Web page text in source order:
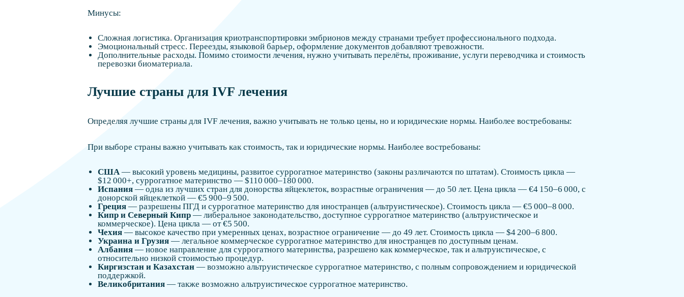
Минусы:
Сложная логистика. Организация криотранспортировки эмбрионов между странами требует профессионального подхода.
Эмоциональный стресс. Переезды, языковой барьер, оформление документов добавляют тревожности.
Дополнительные расходы. Помимо стоимости лечения, нужно учитывать перелёты, проживание, услуги переводчика и стоимость
перевозки биоматериала.
Лучшие страны для IVF лечения
Определяя лучшие страны для IVF лечения, важно учитывать не только цены, но и юридические нормы. Наиболее востребованы:
При выборе страны важно учитывать как стоимость, так и юридические нормы. Наиболее востребованы:
США— высокий уровень медицины, развитое суррогатное материнство (законы различаются по штатам). Стоимость цикла —
$12 000+, суррогатное материнство — $110 000–180 000.
Испания — одна из лучших стран для донорства яйцеклеток, возрастные ограничения — до 50 лет. Цена цикла — €4 150–6 000, с
донорской яйцеклеткой — €5 900–9 500.
Греция — разрешены ПГД и суррогатное материнство для иностранцев (альтруистическое). Стоимость цикла — €5 000–8 000.
Кипр и Северный Кипр — либеральное законодательство, доступное суррогатное материнство (альтруистическое и
коммерческое). Цена цикла — от €5 500.
Чехия — высокое качество при умеренных ценах, возрастное ограничение — до 49 лет. Стоимость цикла — $4 200–6 800.
Украина и Грузия — легальное коммерческое суррогатное материнство для иностранцев по доступным ценам.
Албания — новое направление для суррогатного материнства, разрешено как коммерческое, так и альтруистическое, с
относительно низкой стоимостью процедур.
Киргизстан и Казахстан — возможно альтруистическое суррогатное материнство, с полным сопровождением и юридической
поддержкой.
Великобритания — также возможно альтруистическое суррогатное материнство.